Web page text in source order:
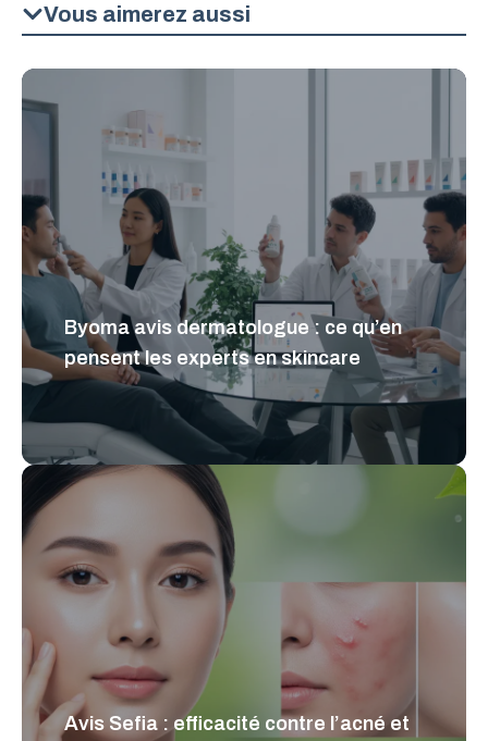
Vous aimerez aussi
Byoma avis dermatologue : ce qu’en
pensent les experts en skincare
Avis Sefia : efficacité contre l’acné et